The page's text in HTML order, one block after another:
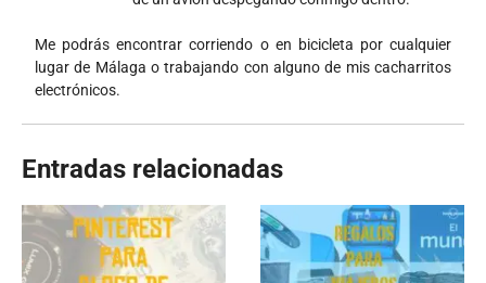
Me podrás encontrar corriendo o en bicicleta por cualquier
lugar de Málaga o trabajando con alguno de mis cacharritos
electrónicos.
Entradas relacionadas